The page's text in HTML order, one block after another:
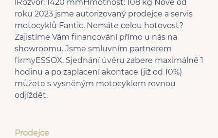
lRozvor: 1420 mmHmotnost: 108 kg Nově od
roku 2023 jsme autorizovaný prodejce a servis
motocyklů Fantic. Nemáte celou hotovost?
Zajistíme Vám financování přímo u nás na
showroomu. Jsme smluvním partnerem
firmyESSOX. Sjednání úvěru zabere maximálně 1
hodinu a po zaplacení akontace (již od 10%)
můžete s vysněným motocyklem rovnou
odjíždět.
Prodejce